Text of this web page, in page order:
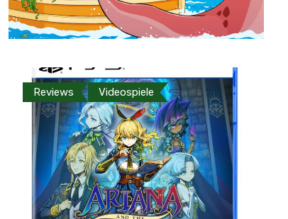
Reviews Videospiele